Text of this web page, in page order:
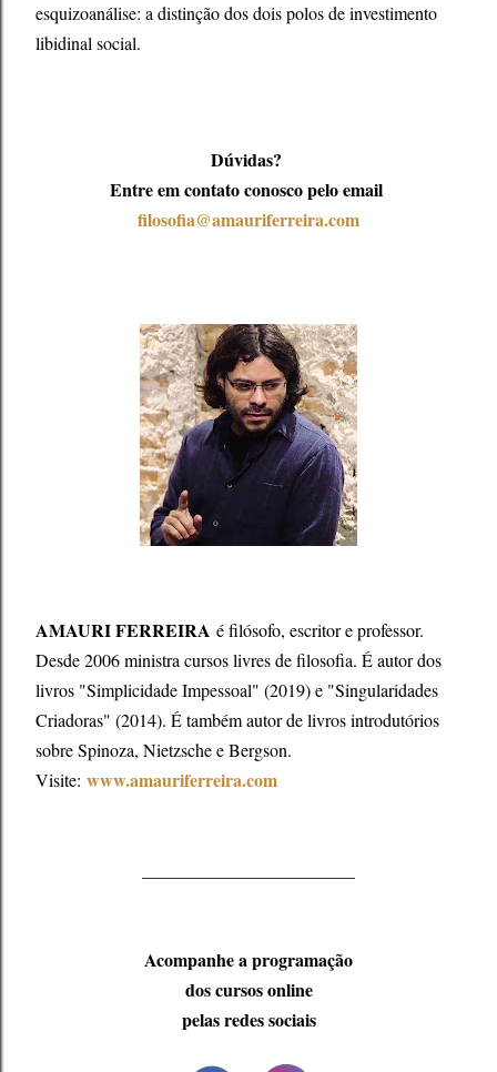
esquizoanálise: a distinção dos dois polos de investimento
libidinal social.
Dúvidas?
Entre em contato conosco pelo email
filosofia@amauriferreira.com
AMAURI FERREIRA é filósofo, escritor e professor.
Desde 2006 ministra cursos livres de filosofia. É autor dos
livros "Simplicidade Impessoal" (2019) e "Singularidades
Criadoras" (2014). É também autor de livros introdutórios
sobre Spinoza, Nietzsche e Bergson.
Visite: www.amauriferreira.com
Acompanhe a programação
dos cursos online
pelas redes sociais